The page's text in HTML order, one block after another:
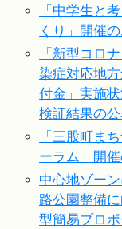
「中学生と
くり」開催
「新型コロ
染症対応地
付金」実施
検証結果の
「三股町ま
ーラム」開
中心地ゾー
路公園整備
型簡易プロ